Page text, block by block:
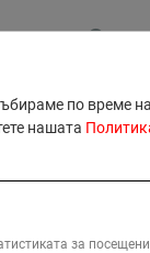
B2B
B2B
КОНТАКТ
по време
нашата
за